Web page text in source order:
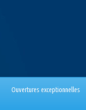
Ouvertures exceptionnelles